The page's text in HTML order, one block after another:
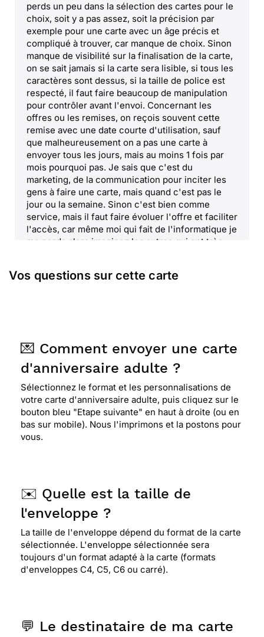
perds un peu dans la sélection des cartes pour le
choix, soit y a pas assez, soit la précision par
exemple pour une carte avec un âge précis et
compliqué à trouver, car manque de choix. Sinon
manque de visibilité sur la finalisation de la carte,
on se sait jamais si la carte sera lisible, si tous les
caractères sont dessus, si la taille de police est
respecté, il faut faire beaucoup de manipulation
pour contrôler avant l'envoi. Concernant les
offres ou les remises, on reçois souvent cette
remise avec une date courte d'utilisation, sauf
que malheureusement on a pas une carte à
envoyer tous les jours, mais au moins 1 fois par
mois pourquoi pas. Je sais que c'est du
marketing, de la communication pour inciter les
gens à faire une carte, mais quand c'est pas le
jour ou la semaine. Sinon c'est bien comme
service, mais il faut faire évoluer l'offre et faciliter
l'accès, car même moi qui fait de l'informatique je
me perds alors imaginez les autres qui ont très
suis critique dans les deux sens, je reconnais une
Le 08/08/2021 : Elle est bien
⭐⭐⭐⭐⭐ Le 10/05/2021 : Bonjour. RAS, j'ai rien à
dire, tout se passe très bien auprès de vous.
⭐⭐⭐⭐
Le 16/10/2020 : A mon avis, sobre pour
adulte
⭐⭐⭐⭐⭐ Le 09/04/2018 : La couleur et les motifs
Vos questions sur cette carte
💌 Comment envoyer une carte
d'anniversaire adulte ?
Sélectionnez le format et les personnalisations de
votre carte d'anniversaire adulte, puis cliquez sur le
bouton bleu "Etape suivante" en haut à droite (ou en
bas sur mobile). Nous l'imprimons et la postons pour
vous.
✉️ Quelle est la taille de
l'enveloppe ?
La taille de l'enveloppe dépend du format de la carte
sélectionnée. L'enveloppe sélectionnée sera
toujours d'un format adapté à la carte (formats
d'enveloppes C4, C5, C6 ou carré).
💬 Le destinataire de ma carte